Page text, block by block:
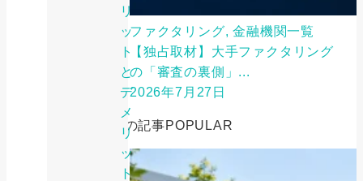
リ
ッ
ト
と
デ
メ
リ
ッ
ト
ファクタリング, 金融機関一覧
【独占取材】大手ファクタリング
の「審査の裏側」...
2026年7月27日
人気の記事POPULAR